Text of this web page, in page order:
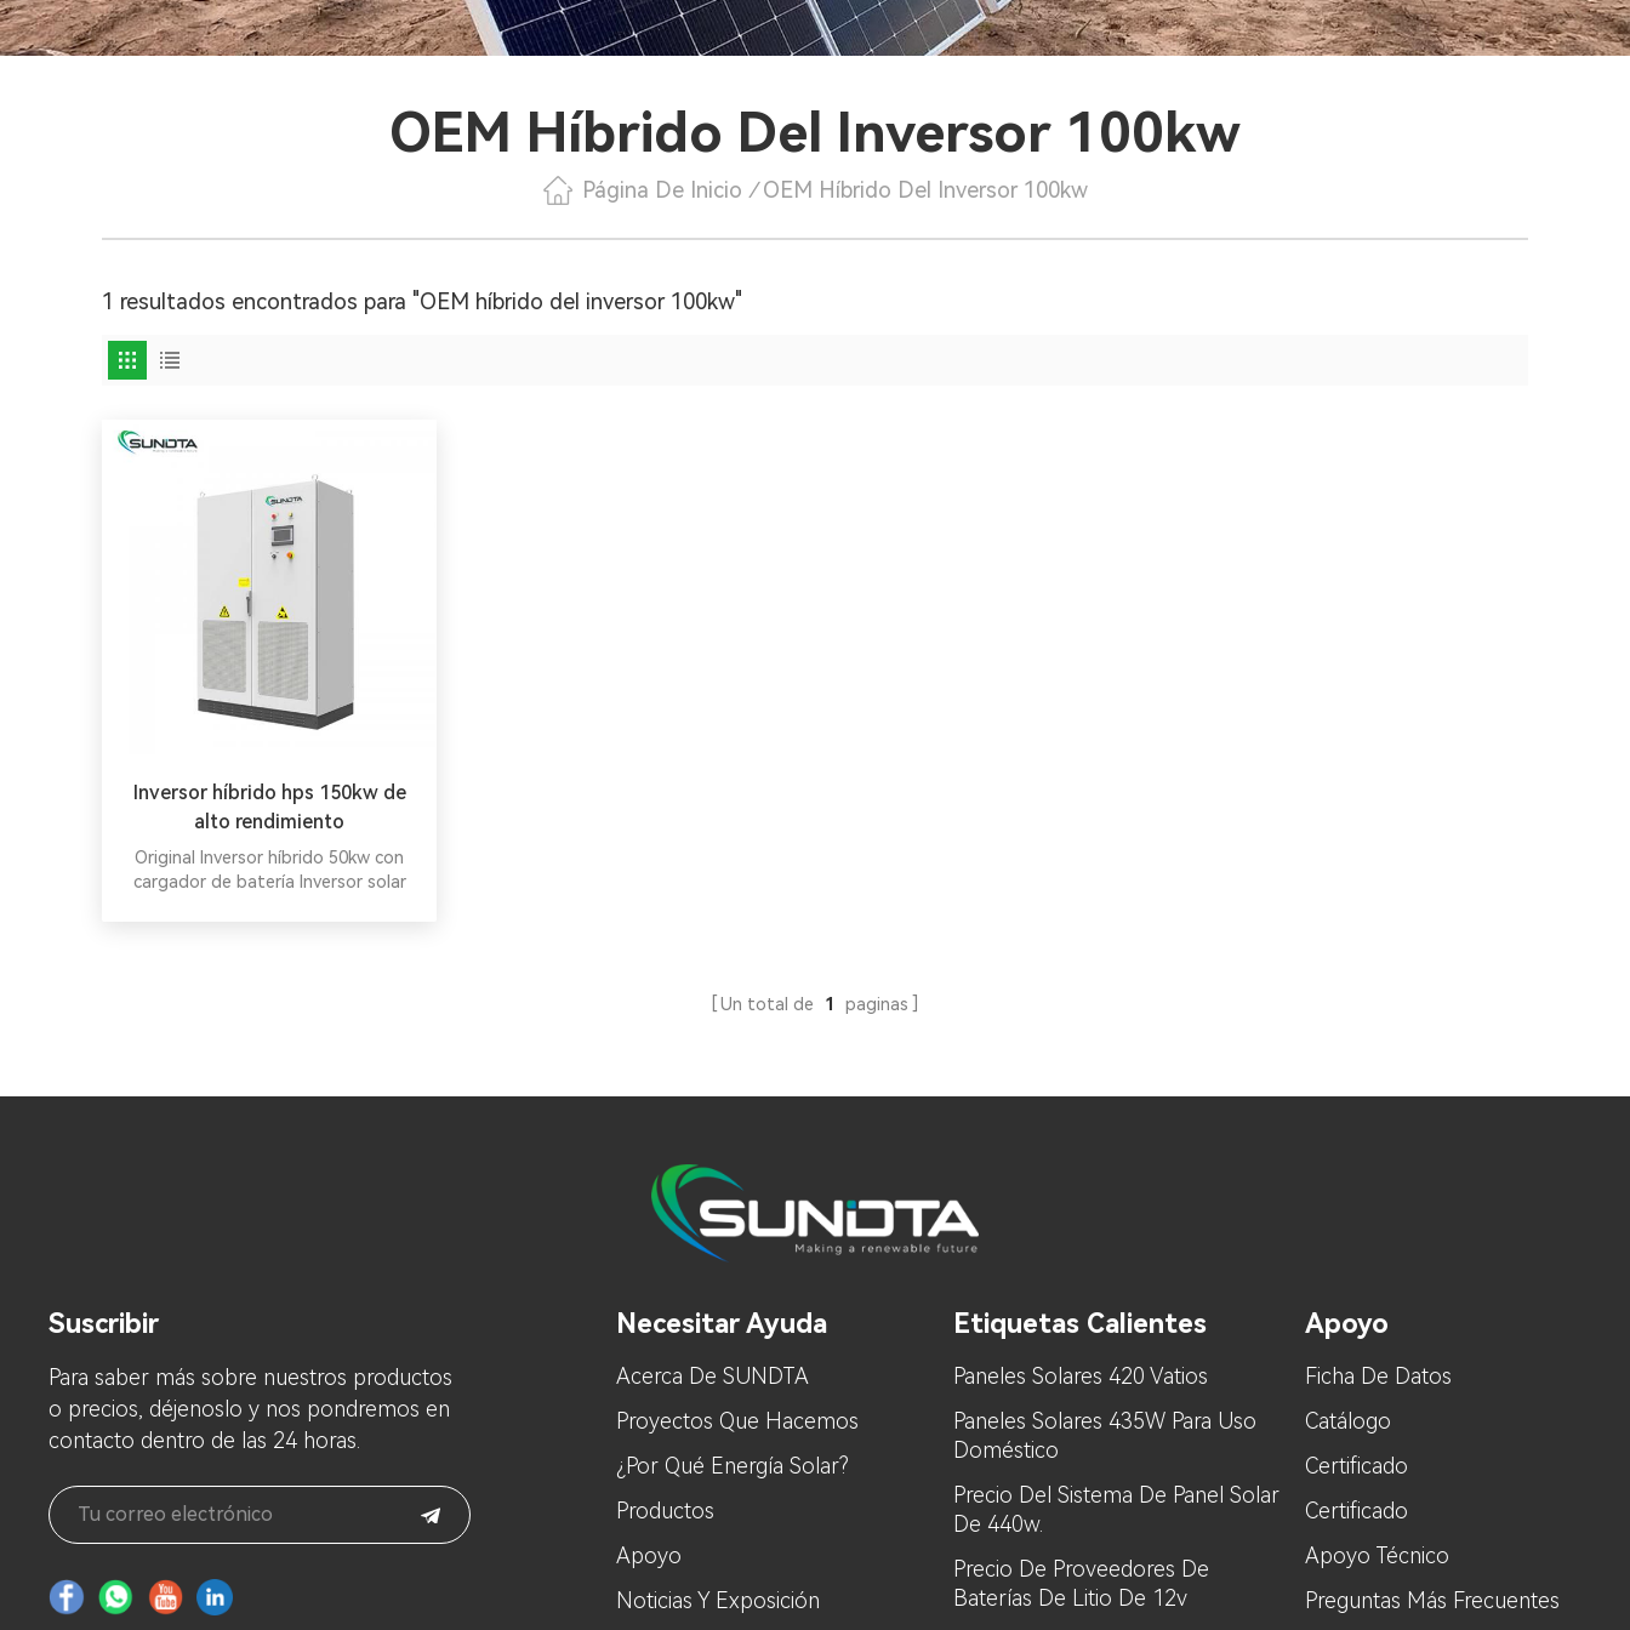
OEM Híbrido Del Inversor 100kw
Página De Inicio / OEM Híbrido Del Inversor 100kw
1 resultados encontrados para "OEM híbrido del inversor 100kw"
Inversor híbrido hps 150kw de
alto rendimiento
Original Inversor híbrido 50kw con
cargador de batería Inversor solar
Un total de 1 paginas
Suscribir
Para saber más sobre nuestros productos
o precios, déjenoslo y nos pondremos en
contacto dentro de las 24 horas.
Necesitar Ayuda
Acerca De SUNDTA
Proyectos Que Hacemos
¿Por Qué Energía Solar?
Productos
Apoyo
Noticias Y Exposición
Etiquetas Calientes
Paneles Solares 420 Vatios
Paneles Solares 435W Para Uso
Doméstico
Precio Del Sistema De Panel Solar
De 440w.
Precio De Proveedores De
Baterías De Litio De 12v
Apoyo
Ficha De Datos
Catálogo
Certificado
Certificado
Apoyo Técnico
Preguntas Más Frecuentes